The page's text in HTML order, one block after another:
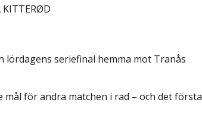
KITTERØD
lördagens seriefinal hemma mot Tranås
för andra matchen i rad – och det första